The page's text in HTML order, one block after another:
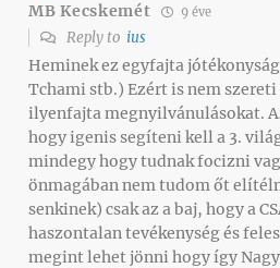
MB Kecskemét 9 éve
Reply to ius
Heminek ez egyfajta
Tchami stb.) Ezért is nem
ilyenfajta megnyilvánulásokat.
hogy igenis segíteni kell a 3.
mindegy hogy tudnak focizni
önmagában nem tudom őt
senkinek) csak az a baj, hogy a
haszontalan tevékenység és
megint lehet jönni hogy így